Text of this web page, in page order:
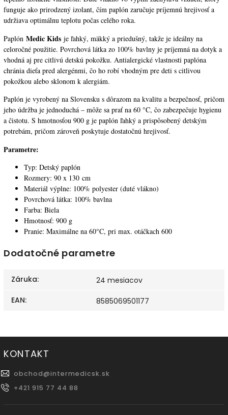
funguje ako prirodzený izolant, čím paplón zaručuje príjemnú hrejivosť a
udržiava optimálnu teplotu počas celého roka.
Paplón Medic Kids je ľahký, mäkký a priedušný, takže je ideálny na
celoročné použitie. Povrchová látka zo 100% bavlny je príjemná na dotyk a
vhodná aj pre citlivú detskú pokožku. Antialergické vlastnosti paplóna
chránia dieťa pred alergénmi, čo ho robí vhodným pre deti s citlivou
pokožkou alebo sklonom k alergiám.
Paplón je vyrobený na Slovensku s dôrazom na kvalitu a bezpečnosť, pričom
jeho údržba je jednoduchá – môže sa prať na 60 °C, čo zabezpečuje hygienu
a čistotu. S hmotnosťou 900 g je paplón ľahký a prispôsobený detským
potrebám, pričom zároveň poskytuje dostatočnú hrejivosť.
Parametre:
Typ: Detský paplón
Rozmery: 90 x 130 cm
Materiál výplne: 100% polyester (duté vlákno)
Povrchová látka: 100% bavlna
Farba: Biela
Hmotnosť: 900 g
Pranie: Maximálne na 60°C, pri max. otáčkach 600
Dodatočné parametre
Záruka:
24 mesiacov
EAN: 8585069501177
KONTAKT
obchod@intermedicsk.sk
+421 915 77 44 88